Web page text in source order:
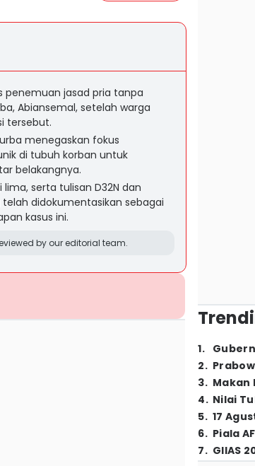
penemuan jasad pria tanpa
Abiansemal, setelah warga
tersebut.
menegaskan fokus
di tubuh korban untuk
belakangnya.
serta tulisan D32N dan
didokumentasikan sebagai
kasus ini.
by our editorial team.
1.
2.
3. Makan
4. Nilai
5. 17
6. Piala
7. GIIAS